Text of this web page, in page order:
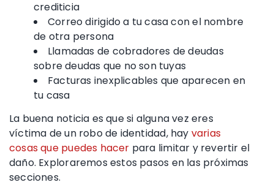
crediticia
Correo dirigido a tu casa con el nombre
de otra persona
Llamadas de cobradores dedeudas
sobre deudas que no son tuyas
Facturas inexplicables que aparecen en
tu casa
La buena noticia es que si alguna vez eres
víctima de un robo de identidad, hay varias
cosas que puedes hacer para limitar y revertir el
daño. Exploraremos estos pasos en las próximas
secciones.